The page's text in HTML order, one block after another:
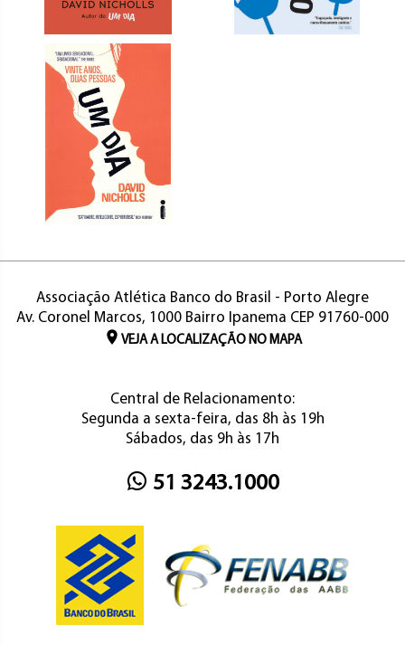
Associação Atlética Banco do Brasil - Porto Alegre
Av. Coronel Marcos, 1000 Bairro Ipanema CEP 91760-000
VEJA A LOCALIZAÇÃO NO MAPA
Central de Relacionamento:
Segunda a sexta-feira, das 8h às 19h
Sábados, das 9h às 17h
51 3243.1000